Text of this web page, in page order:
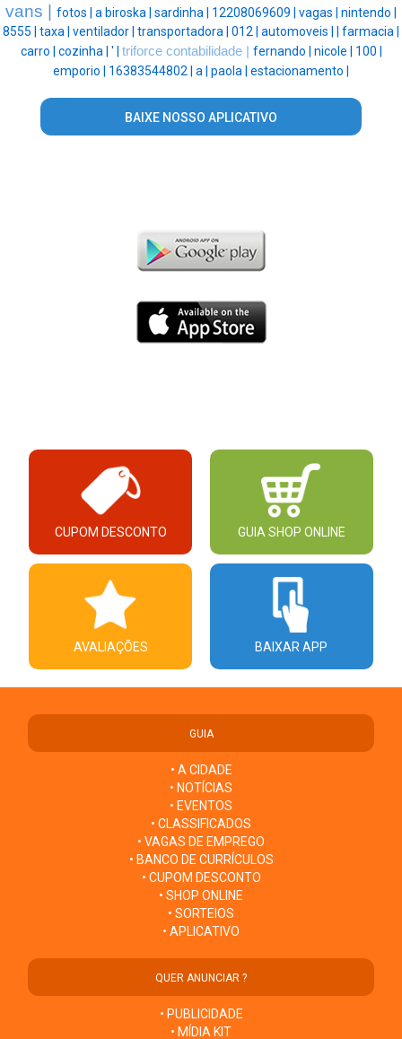
vans | fotos | a biroska | sardinha | 12208069609 | vagas | nintendo |
8555 | taxa | ventilador | transportadora | 012 | automoveis |
farmacia |
carro | cozinha | ' | triforce contabilidade | fernando | nicole | 100 |
emporio | 16383544802 | a | paola | estacionamento |
BAIXE NOSSO APLICATIVO
CUPOM DESCONTO GUIA SHOP ONLINE
AVALIAÇÕES BAIXAR APP
GUIA
• A CIDADE
• NOTÍCIAS
• EVENTOS
• CLASSIFICADOS
• VAGAS DE EMPREGO
• BANCO DE CURRÍCULOS
• CUPOM DESCONTO
• SHOP ONLINE
• SORTEIOS
• APLICATIVO
QUER ANUNCIAR ?
• PUBLICIDADE
• MÍDIA KIT